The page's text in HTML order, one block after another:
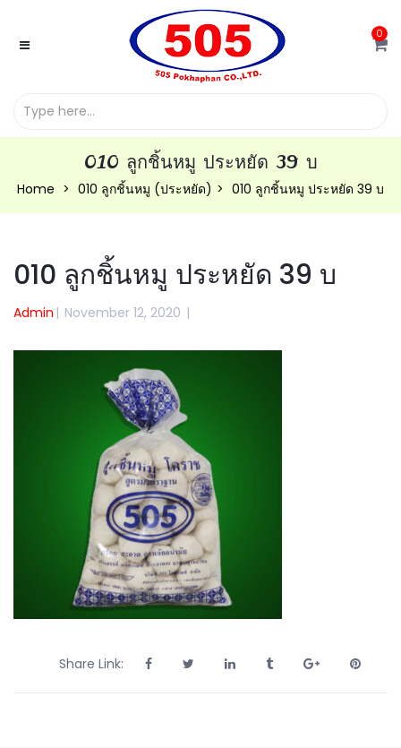
0
010 ลูกชิ้นหมู ประหยัด 39 บ
Home 010 ลูกชิ้นหมู (ประหยัด) 010 ลูกชิ้นหมู ประหยัด 39 บ
010 ลูกชิ้นหมู ประหยัด 39 บ
Admin | November 12, 2020 |
Share Link: